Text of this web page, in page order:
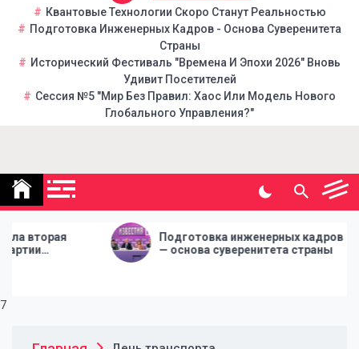
Квантовые Технологии Скоро Станут Реальностью
Подготовка Инженерных Кадров - Основа Суверенитета
Страны
Исторический Фестиваль "Времена И Эпохи 2026" Вновь
Удивит Посетителей
Сессия №5 "Мир Без Правил: Хаос Или Модель Нового
Глобального Управления?"
Портал общественно-
политической газеты
"Народная инициатива"
Подготовка инженерных кадров
— основа суверенитета страны
7